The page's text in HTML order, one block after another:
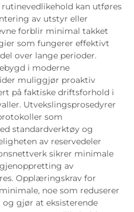
kan utføres
av utstyr eller
forblir minimal takket
som fungerer effektivt
over lange perioder.
i moderne
muliggjør proaktiv
på faktiske driftsforhold i
Utvekslingsprosedyrer
som
standardverktøy og
av reservedeler
sikrer minimale
av
Opplæringskrav for
noe som reduserer
gjør at eksisterende